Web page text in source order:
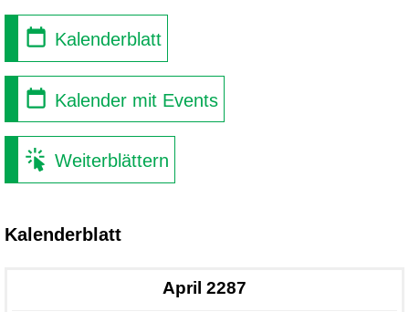
Kalenderblatt
Kalender mit Events
Weiterblättern
Kalenderblatt
April 2287